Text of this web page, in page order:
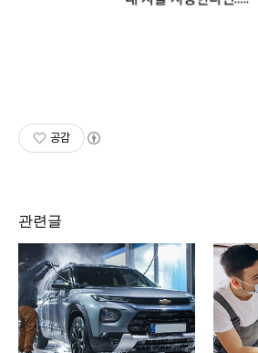
공감
관련글